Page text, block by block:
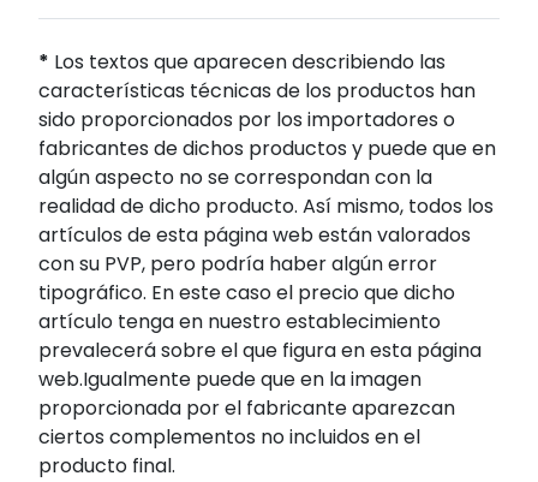
* Los textos que aparecen describiendo las
características técnicas de los productos han
sido proporcionados por los importadores o
fabricantes de dichos productos y puede que en
algún aspecto no se correspondan con la
realidad de dicho producto. Así mismo, todos los
artículos de esta página web están valorados
con su PVP, pero podría haber algún error
tipográfico. En este caso el precio que dicho
artículo tenga en nuestro establecimiento
prevalecerá sobre el que figura en esta página
web.Igualmente puede que en la imagen
proporcionada por el fabricante aparezcan
ciertos complementos no incluidos en el
producto final.